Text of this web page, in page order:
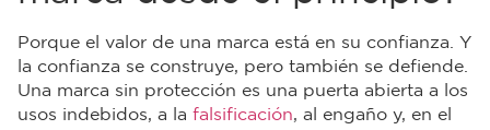
Porque el valor de una marca está en su confianza. Y
la confianza se construye, pero también se defiende.
Una marca sin protección es una puerta abierta a los
usos indebidos, a la falsificación, al engaño y, en el